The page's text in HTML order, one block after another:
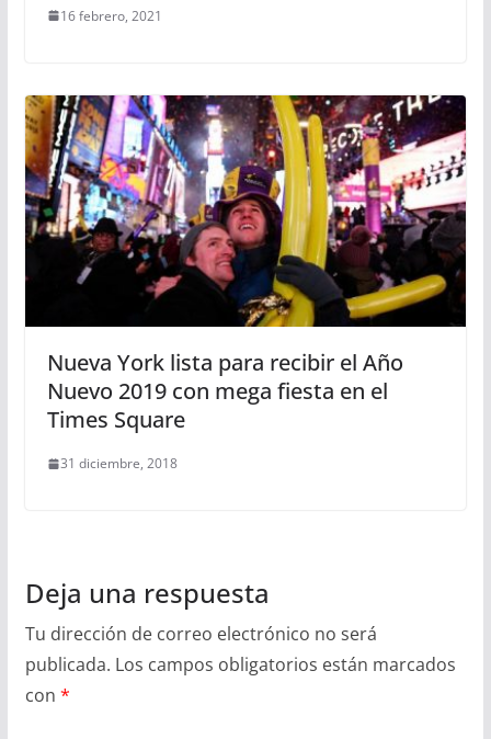
16 febrero, 2021
Nueva York lista para recibir el Año
Nuevo 2019 con mega fiesta en el
Times Square
31 diciembre, 2018
Deja una respuesta
Tu dirección de correo electrónico no será
publicada. Los campos obligatorios están marcados
con *